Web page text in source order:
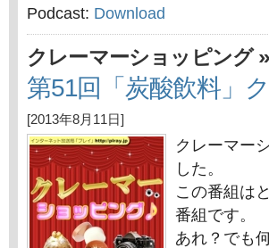
Podcast: Download
クレーマーショッピング»
第51回「炭酸飲料」
[2013年8月11日]
クレーマー
した。
この番組は
番組です。
あれ？でも